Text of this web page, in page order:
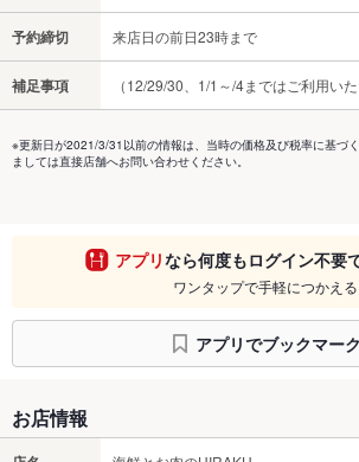
予約締切 来店日の前日23時まで
補足事項 （12/29/30、1/1～/4まではご利用いた
※更新日が2021/3/31以前の情報は、当時の価格及び税率に基づ
ましては直接店舗へお問い合わせください。
アプリなら何度もログイン不要
ワンタップで手軽につかえる
アプリでブックマーク
お店情報